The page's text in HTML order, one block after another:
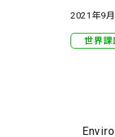
2021年9
世界課